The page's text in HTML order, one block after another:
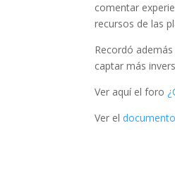
comentar
recursos de las
Recordó
captar más
Ver aquí el foro
Ver el